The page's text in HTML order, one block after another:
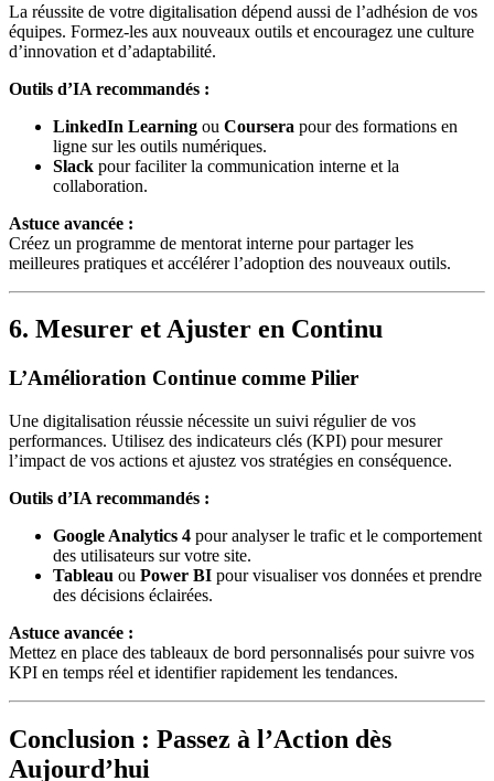
La réussite de votre digitalisation dépend aussi de l’adhésion de vos
équipes. Formez-les aux nouveaux outils et encouragez une culture
d’innovation et d’adaptabilité.
Outils d’IA recommandés :
LinkedIn Learning ou Coursera pour des formations en
ligne sur les outils numériques.
Slack pour faciliter la communication interne et la
collaboration.
Astuce avancée :
Créez un programme de mentorat interne pour partager les
meilleures pratiques et accélérer l’adoption des nouveaux outils.
6. Mesurer et Ajuster en Continu
L’Amélioration Continue comme Pilier
Une digitalisation réussie nécessite un suivi régulier de vos
performances. Utilisez des indicateurs clés (KPI) pour mesurer
l’impact de vos actions et ajustez vos stratégies en conséquence.
Outils d’IA recommandés :
Google Analytics 4 pour analyser le trafic et le comportement
des utilisateurs sur votre site.
Tableau ou Power BI pour visualiser vos données et prendre
des décisions éclairées.
Astuce avancée :
Mettez en place des tableaux de bord personnalisés pour suivre vos
KPI en temps réel et identifier rapidement les tendances.
Conclusion : Passez à l’Action dès
Aujourd’hui